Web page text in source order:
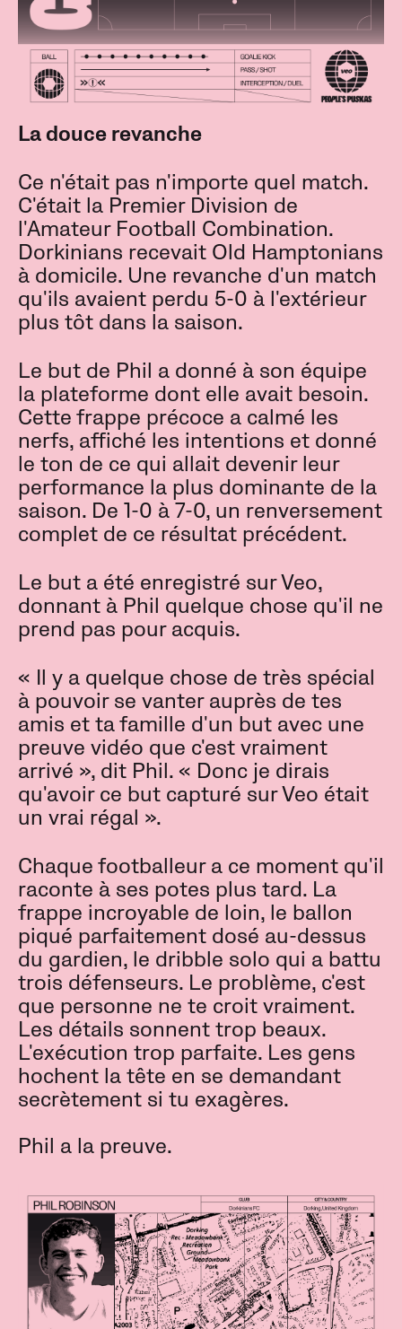
La douce revanche
Ce n'était pas n'importe quel match.
C'était la Premier Division de
l'Amateur Football Combination.
Dorkinians recevait Old Hamptonians
à domicile. Une revanche d'un match
qu'ils avaient perdu 5-0 à l'extérieur
plus tôt dans la saison.
Le but de Phil a donné à son équipe
la plateforme dont elle avait besoin.
Cette frappe précoce a calmé les
nerfs, affiché les intentions et donné
le ton de ce qui allait devenir leur
performance la plus dominante de la
saison. De 1-0 à 7-0, un renversement
complet de ce résultat précédent.
Le but a été enregistré sur Veo,
donnant à Phil quelque chose qu'il ne
prend pas pour acquis.
« Il y a quelque chose de très spécial
à pouvoir se vanter auprès de tes
amis et ta famille d'un but avec une
preuve vidéo que c'est vraiment
arrivé », dit Phil. « Donc je dirais
qu'avoir ce but capturé sur Veo était
un vrai régal ».
Chaque footballeur a ce moment qu'il
raconte à ses potes plus tard. La
frappe incroyable de loin, le ballon
piqué parfaitement dosé au-dessus
du gardien, le dribble solo qui a battu
trois défenseurs. Le problème, c'est
que personne ne te croit vraiment.
Les détails sonnent trop beaux.
L'exécution trop parfaite. Les gens
hochent la tête en se demandant
secrètement si tu exagères.
Phil a la preuve.